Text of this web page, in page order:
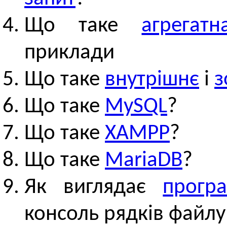
Що таке
приклади
Що таке внутрішнє і
Що таке MySQL?
Що таке XAMPP?
Що таке MariaDB?
Як виглядає
консоль рядків